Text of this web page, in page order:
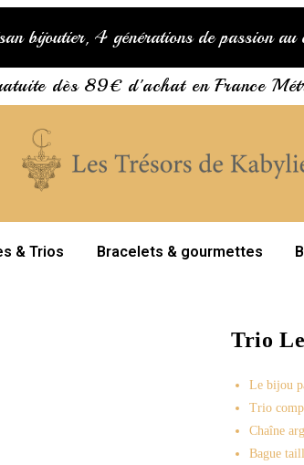
bijoutier, 4 générations de passion
dès 89€ d'achat en France
& Trios Bracelets & gourmettes
Trio
Le bijou
Trio
Chaîne
Bague